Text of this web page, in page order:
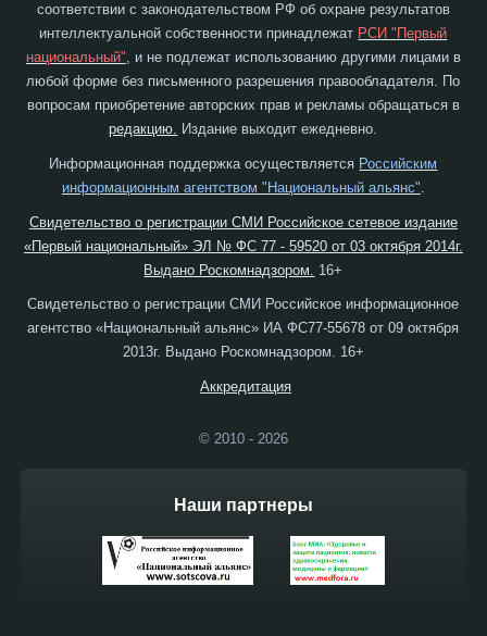
соответствии с законодательством РФ об охране результатов
интеллектуальной собственности принадлежат РСИ "Первый
национальный", и не подлежат использованию другими лицами в
любой форме без письменного разрешения правообладателя. По
вопросам приобретение авторских прав и рекламы обращаться в
редакцию. Издание выходит ежедневно.
Информационная поддержка осуществляется Российским
информационным агентством "Национальный альянс"
Свидетельство о регистрации СМИ Российское сетевое издание
«Первый национальный» ЭЛ № ФС 77 - 59520 от 03 октября 2014г.
Выдано Роскомнадзором.
16+
Свидетельство о регистрации СМИ Российское информационное
агентство «Национальный альянс» ИА ФС77-55678 от 09 октября
2013г. Выдано Роскомнадзором. 16+
Аккредитация
© 2010 - 2026
Наши партнеры